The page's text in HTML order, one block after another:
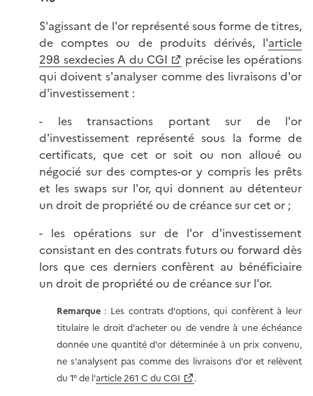
S'agissant de l'or représenté sous forme de titres,
de comptes ou de produits dérivés, l'article
298 sexdecies A du CGI
précise les opérations
qui doivent s'analyser comme des livraisons d'or
d'investissement :
- les transactions portant sur de l'or
d'investissement représenté sous la forme de
certificats, que cet or soit ou non alloué ou
négocié sur des comptes-or y compris les prêts
et les swaps sur l'or, qui donnent au détenteur
un droit de propriété ou de créance sur cet or ;
- les opérations sur de l'or d'investissement
consistant en des contrats futurs ou forward dès
lors que ces derniers confèrent au bénéficiaire
un droit de propriété ou de créance sur l'or.
Remarque: Les contrats d'options, qui confèrent à leur
titulaire le droit d'acheter ou de vendre à une échéance
donnée une quantité d'or déterminée à un prix convenu,
ne s'analysent pas comme des livraisons d'or et relèvent
du 1° de l'article 261 C du CGI .